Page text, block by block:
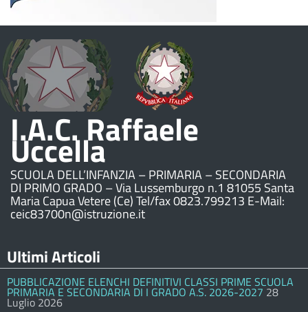
I.A.C. Raffaele
Uccella
SCUOLA DELL’INFANZIA – PRIMARIA – SECONDARIA
DI PRIMO GRADO – Via Lussemburgo n.1 81055 Santa
Maria Capua Vetere (Ce) Tel/fax 0823.799213 E-Mail:
ceic83700n@istruzione.it
Ultimi Articoli
PUBBLICAZIONE ELENCHI DEFINITIVI CLASSI PRIME SCUOLA
PRIMARIA E SECONDARIA DI I GRADO A.S. 2026-2027 28
Luglio 2026